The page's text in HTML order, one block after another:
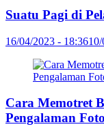
Suatu Pagi di
16/04/2023 - 18:36
Cara Memotret
Pengalaman